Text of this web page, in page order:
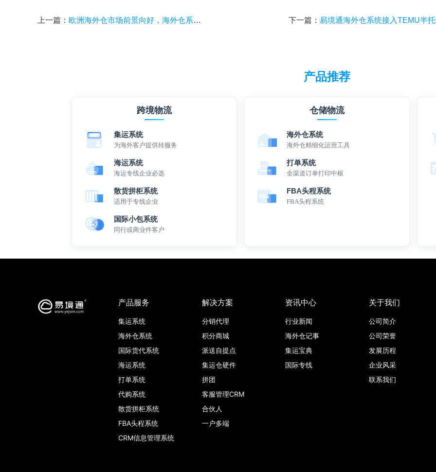
上一篇： 欧洲海外仓市场前景向好，海外仓系统如何全方位助力服务商？ 下一篇： 易境通海外仓系统接入TEMU半托管Y2模式，助力中国直发业务
产品推荐
跨境物流
集运系统
为海外客户提供转服务
海运系统
海运专线企业必选
散货拼柜系统
适用于专线企业
国际小包系统
同行或商业件客户
仓储物流
海外仓系统
海外仓精细化运营工具
打单系统
全渠道订单打印中枢
FBA头程系统
FBA头程系统
产品服务
集运系统
海外仓系统
国际货代系统
海运系统
打单系统
代购系统
散货拼柜系统
FBA头程系统
CRM信息管理系统
解决方案
分销代理
积分商城
派送自提点
集运仓硬件
拼团
客服管理CRM
合伙人
一户多端
资讯中心
行业新闻
海外仓记事
集运宝典
国际专线
关于我们
公司简介
公司荣誉
发展历程
企业风采
联系我们